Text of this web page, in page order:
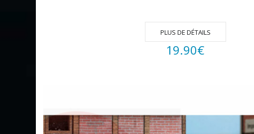
PLUS DE DÉTAILS
19.90€